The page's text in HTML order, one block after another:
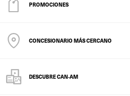
PROMOCIONES
CONCESIONARIO MÁS CERCANO
DESCUBRE CAN‑AM